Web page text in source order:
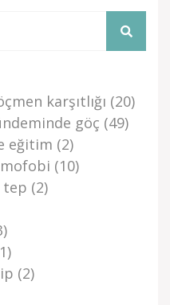
karşitliği (20)
göç (49)
eği̇ti̇m (2)
(10)
tep (2)
i̇p (2)